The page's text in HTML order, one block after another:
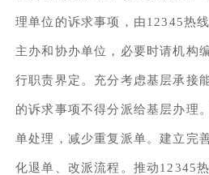
理单位的诉求事项，由12345热
主办和协办单位，必要时请机构
行职责界定。充分考虑基层承接
的诉求事项不得分派给基层办理
单处理，减少重复派单。建立完
化退单、改派流程。推动12345